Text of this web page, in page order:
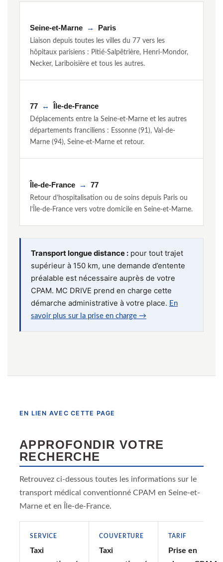
Seine-et-Marne → Paris
Liaison depuis toutes les villes du 77 vers les
hôpitaux parisiens : Pitié-Salpêtrière, Henri-Mondor,
Necker, Lariboisière et tous les autres.
77 ↔ Île-de-France
Déplacements entre la Seine-et-Marne et les autres
départements franciliens : Essonne (91), Val-de-
Marne (94), Seine-et-Marne et retour.
Île-de-France → 77
Retour d’hospitalisation ou de soins depuis Paris ou
l’Île-de-France vers votre domicile en Seine-et-Marne.
Transport longue distance : pour tout trajet
supérieur à 150 km, une demande d’entente
préalable est nécessaire auprès de votre
CPAM. MC DRIVE prend en charge cette
démarche administrative à votre place. En
savoir plus sur la prise en charge →
EN LIEN AVEC CETTE PAGE
APPROFONDIR VOTRE
RECHERCHE
Retrouvez ci-dessous toutes les informations sur le
transport médical conventionné CPAM en Seine-et-
Marne et en Île-de-France.
SERVICE
Taxi
COUVERTURE
Taxi
TARIF
Prise en